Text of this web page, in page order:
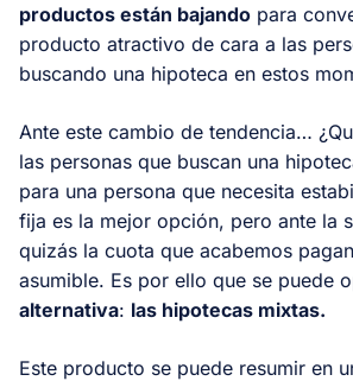
productos están bajando para
producto atractivo de cara a las
buscando una hipoteca en estos
Ante este cambio de tendencia…
las personas que buscan una
para una persona que necesita
fija es la mejor opción, pero ante la
quizás la cuota que acabemos
asumible. Es por ello que se puede
alternativa: las hipotecas mixtas.
Este producto se puede resumir en